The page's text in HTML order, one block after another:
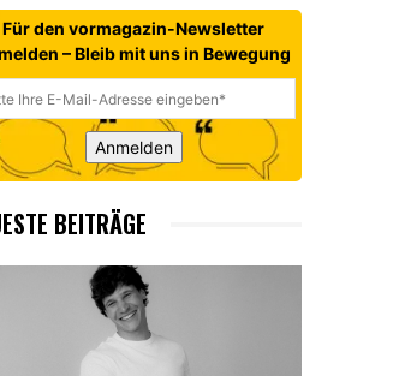
Für den vormagazin-Newsletter
– Bleib mit uns in Bewegung
Anmelden
BEITRÄGE